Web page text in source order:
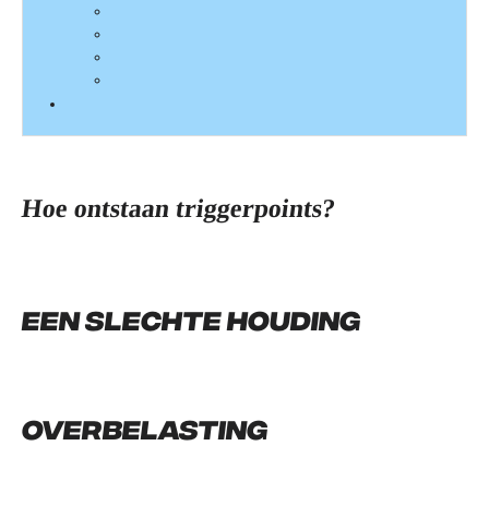
Hoe ontstaan triggerpoints?
Een slechte houding
Overbelasting